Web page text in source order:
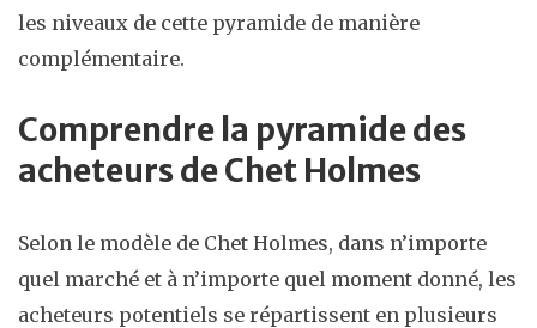
les niveaux de cette pyramide de manière
complémentaire.
Comprendre la pyramide des
acheteurs de Chet Holmes
Selon le modèle de Chet Holmes, dans n’importe
quel marché et à n’importe quel moment donné, les
acheteurs potentiels se répartissent en plusieurs